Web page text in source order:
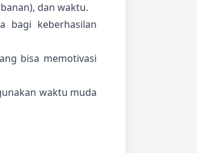
dan waktu.
bagi keberhasilan
bisa memotivasi
waktu muda